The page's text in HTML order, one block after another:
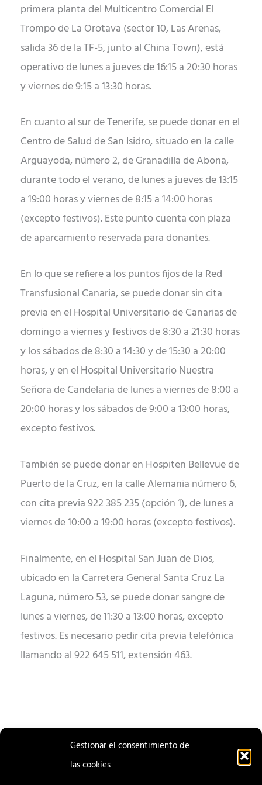
Gestionar el consentimiento de
las cookies
primera planta del Multicentro Comercial El
Trompo de La Orotava (sector 10, Las Arenas,
salida 36 de la TF-5, junto al China Town), está
operativo de lunes a jueves de 16:15 a 20:30 horas
y viernes de 9:15 a 13:30 horas.
En cuanto al sur de Tenerife, se puede donar en el
Centro de Salud de San Isidro, situado en la calle
Arguayoda, número 2, de Granadilla de Abona,
durante todo el verano, de lunes a jueves de 13:15
a 19:00 horas y viernes de 8:15 a 14:00 horas
(excepto festivos). Este punto cuenta con plaza
de aparcamiento reservada para donantes.
En lo que se refiere a los puntos fijos de la Red
Transfusional Canaria, se puede donar sin cita
previa en el Hospital Universitario de Canarias de
domingo a viernes y festivos de 8:30 a 21:30 horas
y los sábados de 8:30 a 14:30 y de 15:30 a 20:00
horas, y en el Hospital Universitario Nuestra
Señora de Candelaria de lunes a viernes de 8:00 a
20:00 horas y los sábados de 9:00 a 13:00 horas,
excepto festivos.
También se puede donar en Hospiten Bellevue de
Puerto de la Cruz, en la calle Alemania número 6,
con cita previa 922 385 235 (opción 1), de lunes a
viernes de 10:00 a 19:00 horas (excepto festivos).
Finalmente, en el Hospital San Juan de Dios,
ubicado en la Carretera General Santa Cruz La
Laguna, número 53, se puede donar sangre de
lunes a viernes, de 11:30 a 13:00 horas, excepto
festivos. Es necesario pedir cita previa telefónica
llamando al 922 645 511, extensión 463.
ENTRADA